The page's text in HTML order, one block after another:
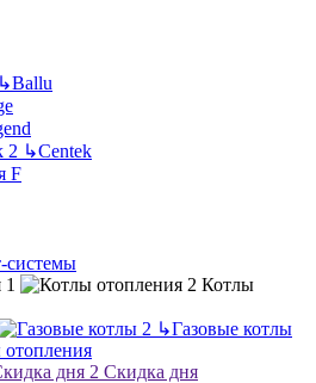
↳Ballu
↳Centek
F
системы
Котлы
↳Газовые котлы
отопления
Скидка дня